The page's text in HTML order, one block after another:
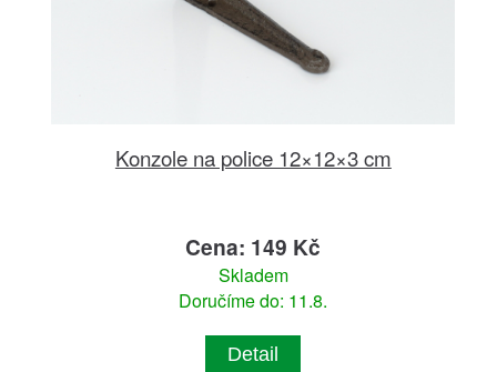
Konzole na police 12×12×3 cm
Cena: 149 Kč
Skladem
Doručíme do: 11.8.
Detail